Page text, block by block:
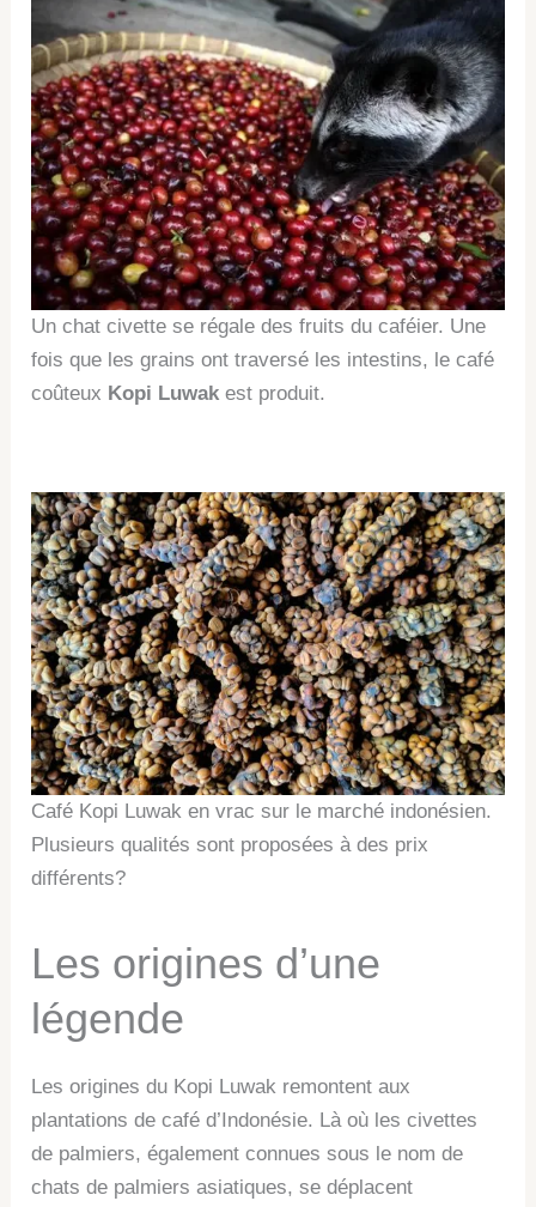
Un chat civette se régale des fruits du caféier. Une
fois que les grains ont traversé les intestins, le café
coûteux Kopi Luwak est produit.
Café Kopi Luwak en vrac sur le marché indonésien.
Plusieurs qualités sont proposées à des prix
différents?
Les origines d’une
légende
Les origines du Kopi Luwak remontent aux
plantations de café d’Indonésie. Là où les civettes
de palmiers, également connues sous le nom de
chats de palmiers asiatiques, se déplacent